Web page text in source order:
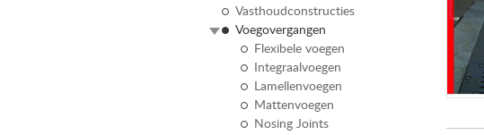
Vasthoudconstructies
Voegovergangen
Flexibele voegen
Integraalvoegen
Lamellenvoegen
Mattenvoegen
Nosing Joints